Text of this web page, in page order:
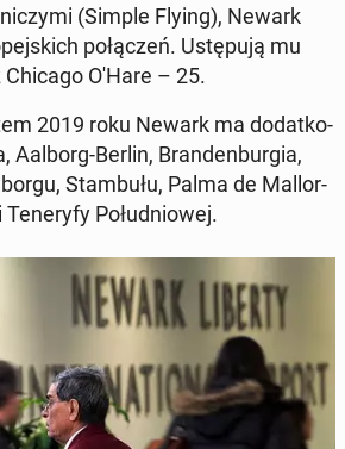
(Simple Flying), Newark
po­łą­czeń. Ustę­pu­ją mu
O'Hare – 25.
2019 roku Newark ma do­dat­ko­
Aalborg-Berlin, Bran­den­bur­gia,
Stam­bu­łu, Palma de Mal­lor­
Po­łu­dnio­wej.